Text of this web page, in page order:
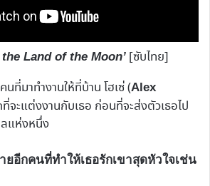
the Land of the Moon’ [ซับไทย]
ที่มาทำงานให้ที่บ้าน โฮเซ่ (Alex
จะแต่งงานกับเธอ ก่อนที่จะส่งตัวเธอไป
ลแห่งหนึ่ง
อีกคนที่ทำให้เธอรักเขาสุดหัวใจเช่น